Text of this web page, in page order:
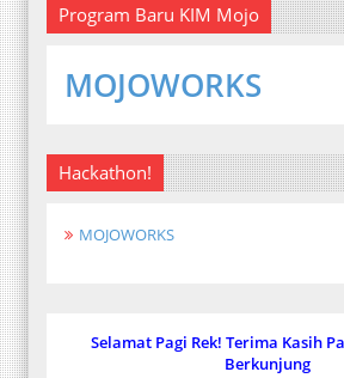
Program Baru KIM Mojo
MOJOWORKS
Hackathon!
MOJOWORKS
Selamat Pagi Rek! Terima Kasih
Berkunjung